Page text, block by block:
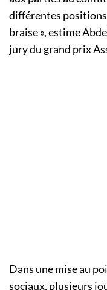
différentes positions
braise », estime
jury du grand prix
Dans une mise au
sociaux, plusieurs